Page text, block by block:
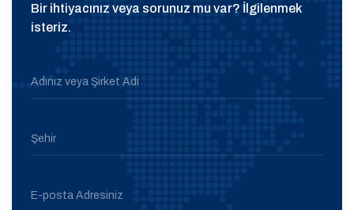
Bir ihtiyacınız veya sorunuz mu var? İlgilenmek
isteriz.
Adınız veya Şirket Adı
Şehir
E-posta Adresiniz